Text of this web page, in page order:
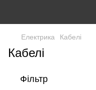
Електрика Кабелі
Кабелі
Фільтр